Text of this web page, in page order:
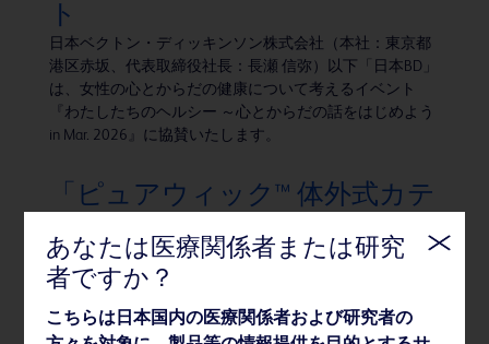
ト
日本ベクトン・ディッキンソン株式会社（本社：東京都
港区赤坂、代表取締役社長：長瀬 信弥）以下「日本BD」
は、女性の心とからだの健康について考えるイベント
『わたしたちのヘルシー ～心とからだの話をはじめよう
in Mar. 2026』に協賛いたします。
「ピュアウィック™ 体外式カテ
ーテル」女性用、男性用製品を
新発売
BDのグループ会社である株式会社メディコン（本社：大
阪府大阪市、代表取締役社長：長瀬信弥）は、2026年2
月16日、体内に留置しない非侵襲的な排尿ケアシステム
あなたは医療関係者または研究
者ですか？
こちらは日本国内の医療関係者および研究者の